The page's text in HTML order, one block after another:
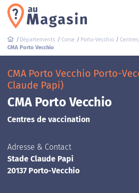
Départements Corse Porto-Vecchio
CMA Porto Vecchio
CMA Porto Vecchio Porto-
Claude Papi)
CMA Porto Vecchio
Centres de vaccination
Adresse & Contact
Stade Claude Papi
20137 Porto-Vecchio